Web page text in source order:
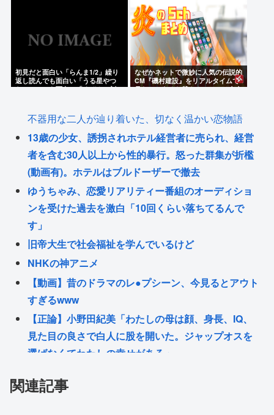
初見だと面白い「らんま1/2」繰り
返し読んでも面白い「うる星やつ
ら」いつでも面白い「めぞん一刻」
なぜかネットで微妙に人気の伝説的
CM『磯村建設』をリアルタイムで
見たことあるお爺さんモメンは存在
不器用な二人が辿り着いた、切なく温かい恋物語
13歳の少女、誘拐されホテル経営者に売られ、経営
者を含む30人以上から性的暴行。怒った群集が折檻
(動画有)。ホテルはブルドーザーで撤去
ゆうちゃみ、恋愛リアリティー番組のオーディショ
ンを受けた過去を激白「10回くらい落ちてるんで
す」
旧帝大生で社会福祉を学んでいるけど
NHKの神アニメ
【動画】昔のドラマのレ●プシーン、今見るとアウト
すぎるwww
【正論】小野田紀美「わたしの母は顔、身長、IQ、
見た目の良さで白人に股を開いた。ジャップオスを
選ばなくてわたしの幸せがある」
量刑軽かっただろ💦」←1万いいね❤️
関連記事